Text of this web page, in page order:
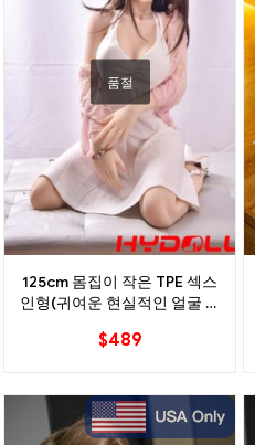
품절
125cm 몸집이 작은 TPE 섹스
인형(귀여운 현실적인 얼굴 포
$489